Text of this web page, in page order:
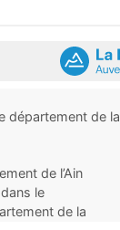
département de la
de l’Ain
le
de la